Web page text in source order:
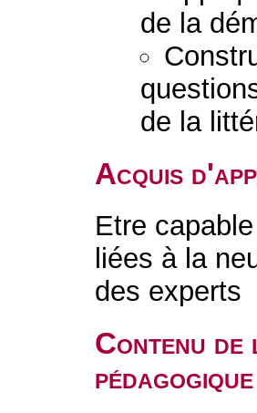
de la
de la
Acquis
Etre
liées à la
des experts
Contenu
pédagogique